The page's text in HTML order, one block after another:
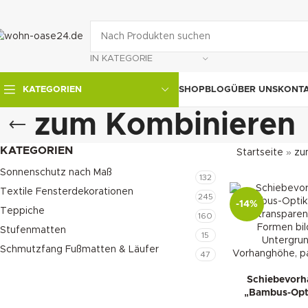
IN KATEGORIE
KATEGORIEN SHOPBLOGÜBER UNS
zum Kombinieren
KATEGORIEN
Sonnenschutz nach Maß 132
Textile Fensterdekorationen 245
Teppiche 160
Stufenmatten 15
Schmutzfang Fußmatten & Läufer 47
Startseite »
-14%
„Bambus-